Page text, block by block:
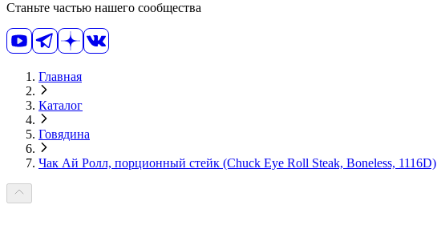
Станьте частью нашего сообщества
Главная
Каталог
Говядина
Чак Ай Ролл, порционный стейк (Chuck Eye Roll Steak, Boneless, 1116D)